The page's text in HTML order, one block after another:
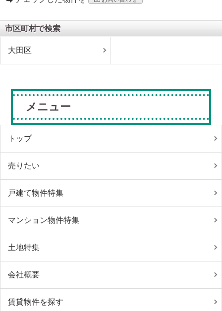
市区町村で検索
大田区
メニュー
トップ
売りたい
戸建て物件特集
マンション物件特集
土地特集
会社概要
賃貸物件を探す